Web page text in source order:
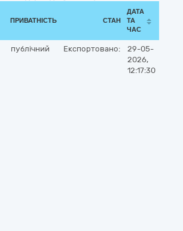
ПРИВАТНІСТЬ СТАН
ДАТА
ТА
ЧАС
публічний Експортовано:
29-05-
2026,
12:17:30